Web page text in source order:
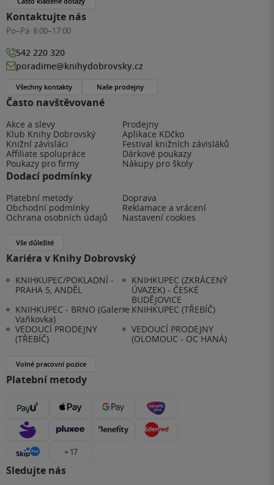
Často navštěvované
Akce a slevy
Prodejny
Klub Knihy Dobrovský
Aplikace KDčko
Knižní závisláci
Festival knižních závisláků
Affiliate spolupráce
Dárkové poukazy
Poukazy pro firmy
Nákupy pro školy
Dodací podmínky
Platební metody
Doprava
Obchodní podmínky
Reklamace a vrácení
Ochrana osobních údajů
Nastavení cookies
Vše důležité
Kariéra v Knihy Dobrovský
KNIHKUPEC/POKLADNÍ -
PRAHA 5, ANDĚL
KNIHKUPEC (ZKRÁCENÝ
ÚVAZEK) - ČESKÉ
BUDĚJOVICE
KNIHKUPEC - BRNO (Galerie
Vaňkovka)
KNIHKUPEC (TŘEBÍČ)
VEDOUCÍ PRODEJNY
(TŘEBÍČ)
VEDOUCÍ PRODEJNY
(OLOMOUC - OC HANÁ)
Volné pracovní pozice
Platební metody
+ 17
Sledujte nás
Kontaktujte nás
Po–Pá: 8:00–17:00
542 220 320
poradime@knihydobrovsky.cz
Všechny kontakty Naše prodejny